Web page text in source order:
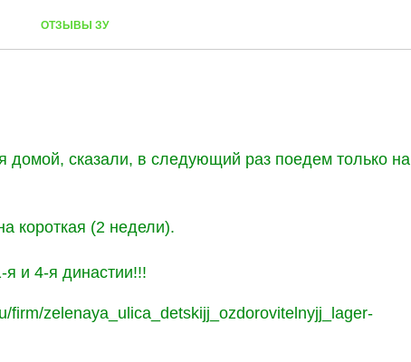
ОТЗЫВЫ ЗУ
домой, сказали, в следующий раз поедем только на
короткая (2 недели).
и 4-я династии!!!
firm/zelenaya_ulica_detskijj_ozdorovitelnyjj_lager-